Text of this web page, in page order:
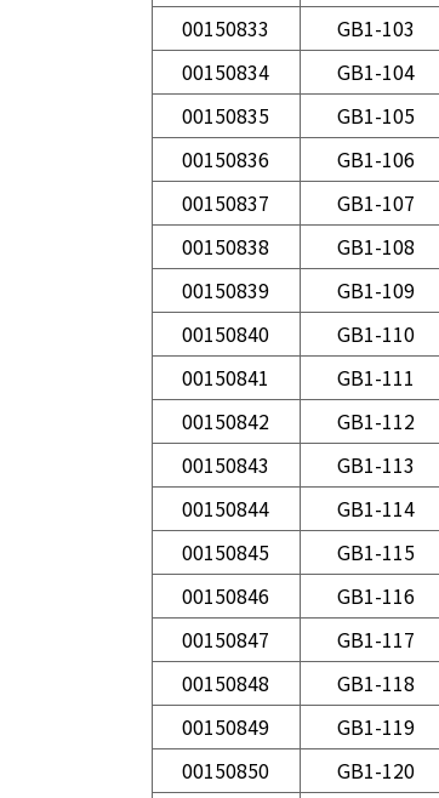
00150833
GB1-103
00150834
GB1-104
00150835
GB1-105
00150836
GB1-106
00150837
GB1-107
00150838
GB1-108
00150839
GB1-109
00150840
GB1-110
00150841
GB1-111
00150842
GB1-112
00150843
GB1-113
00150844
GB1-114
00150845
GB1-115
00150846
GB1-116
00150847
GB1-117
00150848
GB1-118
00150849
GB1-119
00150850
GB1-120